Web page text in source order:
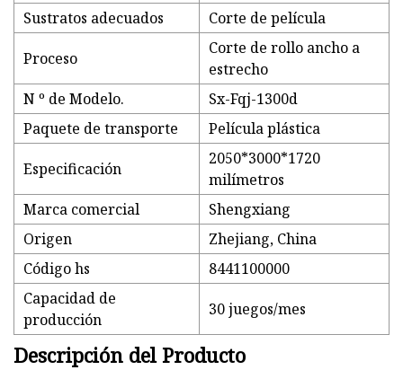
Sustratos adecuados
Corte de película
Proceso
Corte de rollo ancho a
estrecho
N º de Modelo.
Sx-Fqj-1300d
Paquete de transporte
Película plástica
Especificación
2050*3000*1720
milímetros
Marca comercial
Shengxiang
Origen
Zhejiang, China
Código hs
8441100000
Capacidad de
producción
30 juegos/mes
Descripción del Producto